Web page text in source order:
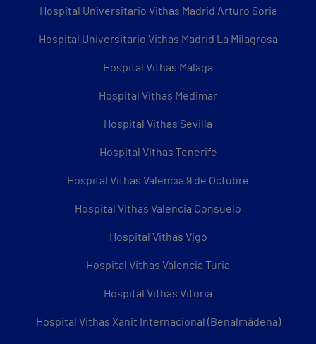
Hospital Universitario Vithas Madrid Arturo Soria
Hospital Universitario Vithas Madrid La Milagrosa
Hospital Vithas Málaga
Hospital Vithas Medimar
Hospital Vithas Sevilla
Hospital Vithas Tenerife
Hospital Vithas Valencia 9 de Octubre
Hospital Vithas Valencia Consuelo
Hospital Vithas Vigo
Hospital Vithas Valencia Turia
Hospital Vithas Vitoria
Hospital Vithas Xanit Internacional (Benalmádena)